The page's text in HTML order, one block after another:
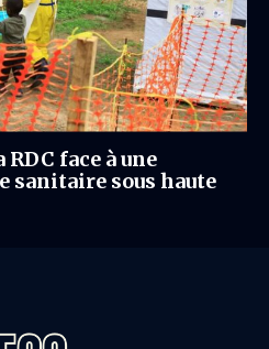
face à une
sanitaire sous haute